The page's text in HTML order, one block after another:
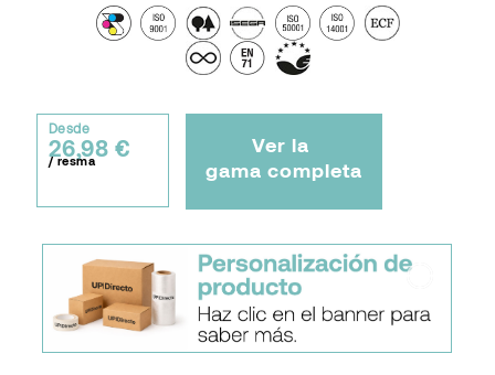
Desde
26,98 €
/ resma
Ver la
gama completa